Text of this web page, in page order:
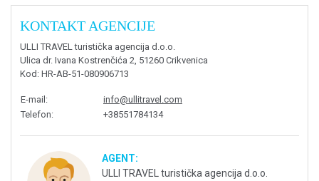
KONTAKT AGENCIJE
ULLI TRAVEL turistička agencija d.o.o.
Ulica dr. Ivana Kostrenčića 2, 51260 Crikvenica
Kod: HR-AB-51-080906713
E-mail:
info@ullitravel.com
Telefon: +38551784134
AGENT:
ULLI TRAVEL turistička agencija d.o.o.